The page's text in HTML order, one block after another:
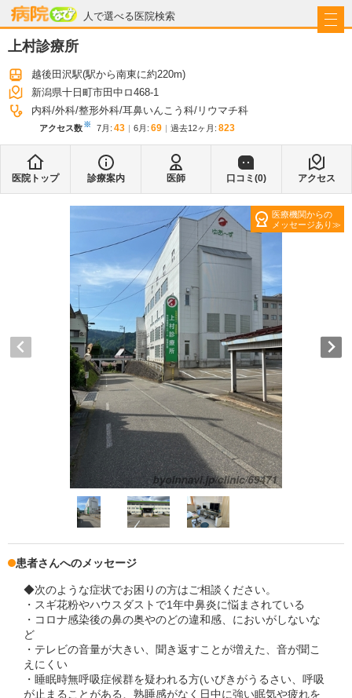
人で選べる医院検索
病院なび
上村診療所
越後田沢駅(駅から南東に約220m)
新潟県十日町市田中ロ468-1
内科 外科 整形外科 耳鼻いんこう科 リウマチ科
アクセス数※ 7月 : 43 6月 : 69 過去12ヶ月: 823
医院トップ 診療案内 医師 口コミ(0) アクセス
医療機関からの
メッセージあり
患者さんへのメッセージ
◆次のような症状でお困りの方はご相談ください。
・スギ花粉やハウスダストで1年中鼻炎に悩まされている
・コロナ感染後の鼻の奥やのどの違和感、においがしないな
ど
・テレビの音量が大きい、聞き返すことが増えた、音が聞こ
えにくい
・睡眠時無呼吸症候群を疑われる方(いびきがうるさい、呼吸
が止まることがある、熟睡感がなく日中に強い眠気や疲れを